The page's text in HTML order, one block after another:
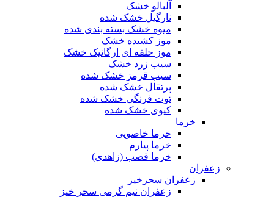
آلبالو خشک
نارگیل خشک شده
میوه خشک بسته بندی شده
موز کشیده خشک
موز حلقه ای ارگانیک خشک
سیب زرد خشک
سیب قرمز خشک شده
پرتقال خشک شده
توت فرنگی خشک شده
کیوی خشک شده
خرما
خرما خاصویی
خرما پیارم
خرما قصب (زاهدی)
زعفران
زعفران سحرخیز
زعفران نیم گرمی سحر خیز